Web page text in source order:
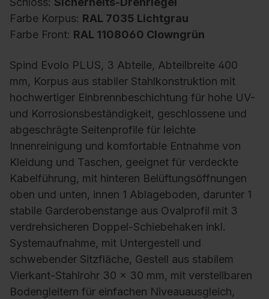
Farbe Korpus: RAL 7035 Lichtgrau
Farbe Front: RAL 1108060 Clowngrün
Spind Evolo PLUS, 3 Abteile, Abteilbreite 400
mm, Korpus aus stabiler Stahlkonstruktion mit
hochwertiger Einbrennbeschichtung für hohe UV-
und Korrosionsbeständigkeit, geschlossene und
abgeschrägte Seitenprofile für leichte
Innenreinigung und komfortable Entnahme von
Kleidung und Taschen, geeignet für verdeckte
Kabelführung, mit hinteren Belüftungsöffnungen
oben und unten, innen 1 Ablageboden, darunter 1
stabile Garderobenstange aus Ovalprofil mit 3
verdrehsicheren Doppel-Schiebehaken inkl.
Systemaufnahme, mit Untergestell und
schwebender Sitzfläche, Gestell aus stabilem
Vierkant-Stahlrohr 30 x 30 mm, mit verstellbaren
Bodengleitern für einfachen Niveauausgleich,